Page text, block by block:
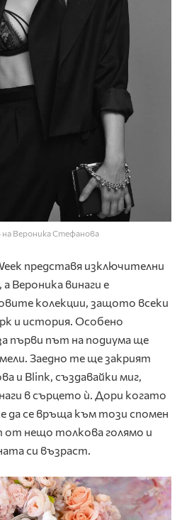
Вероника Стефанова
представя изключителни
Вероника винаги е
колекции, защото всеки
и история. Особено
първи път на подиума ще
Заедно те ще закрият
и Blink, създавайки миг,
в сърцето ѝ. Дори когато
да се връща към този спомен
от нещо толкова голямо и
си възраст.